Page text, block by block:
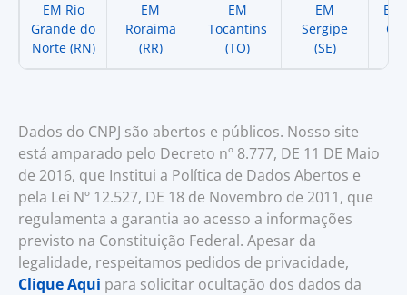
EM Rio
Grande do
Norte (RN)
EM
Roraima
(RR)
EM
Tocantins
(TO)
EM
Sergipe
(SE)
EM
Dados do CNPJ são abertos e públicos. Nosso site
está amparado pelo Decreto nº 8.777, DE 11 DE Maio
de 2016, que Institui a Política de Dados Abertos e
pela Lei Nº 12.527, DE 18 de Novembro de 2011, que
regulamenta a garantia ao acesso a informações
previsto na Constituição Federal. Apesar da
legalidade, respeitamos pedidos de privacidade,
Clique Aqui para solicitar ocultação dos dados da